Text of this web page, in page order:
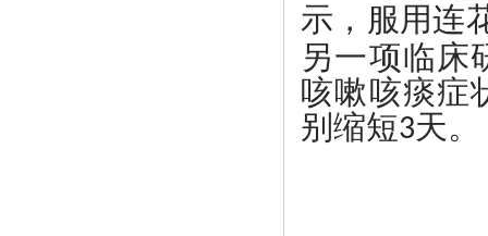
示， 服用连
另一项临床
咳嗽咳痰症
别缩短3天